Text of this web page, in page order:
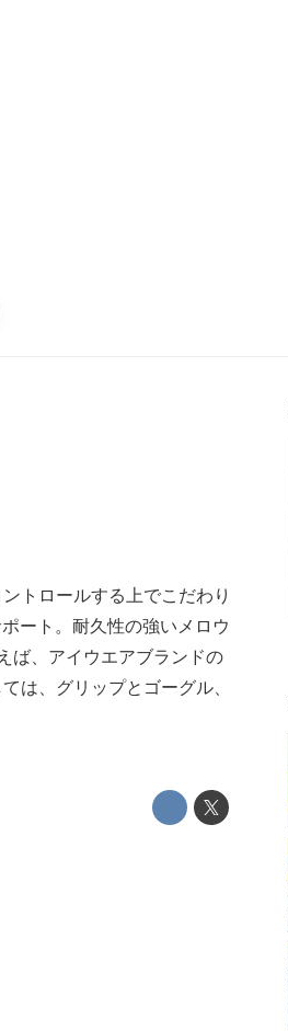
トロールする上でこだわり
ート。耐久性の強いメロウ
ば、アイウエアブランドの
は、グリップとゴーグル、